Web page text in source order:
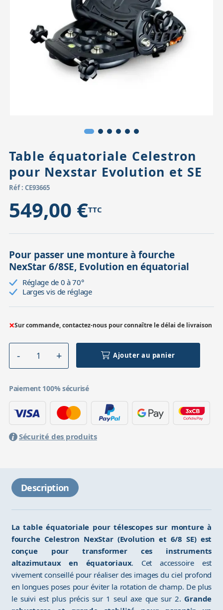
Accessoires pour montures
Têtes
Pièces détachées
Table équatoriale Celestron
pour Nexstar Evolution et SE
Réf : CE93665
549,00 €TTC
Pour passer une monture à fourche
NexStar 6/8SE, Evolution en équatorial
Réglage de 0 à 70°
Larges vis de réglage
×Sur commande, contactez-nous pour connaître le délai de livraison
Ajouter au panier
Paiement 100% sécurisé
Sécurité des produits
Description
La table équatoriale pour télescopes sur monture à
fourche Celestron NexStar (Evolution et 6/8 SE) est
conçue pour transformer ces instruments
altazimutaux en équatoriaux. Cet accessoire est
vivement conseillé pour réaliser des images du ciel profond
en longues poses pour éviter la rotation de champ. De plus
le suivi est plus précis sur 1 seul axe que sur 2. Grande